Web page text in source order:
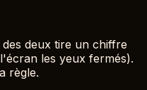
deux tire un chiffre
les yeux fermés).
règle.